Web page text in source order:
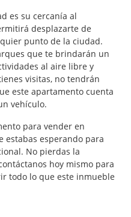
es su cercanía al
desplazarte de
punto de la ciudad.
que te brindarán un
al aire libre y
visitas, no tendrán
este apartamento cuenta
vehículo.
para vender en
estabas esperando para
No pierdas la
hoy mismo para
todo lo que este inmueble